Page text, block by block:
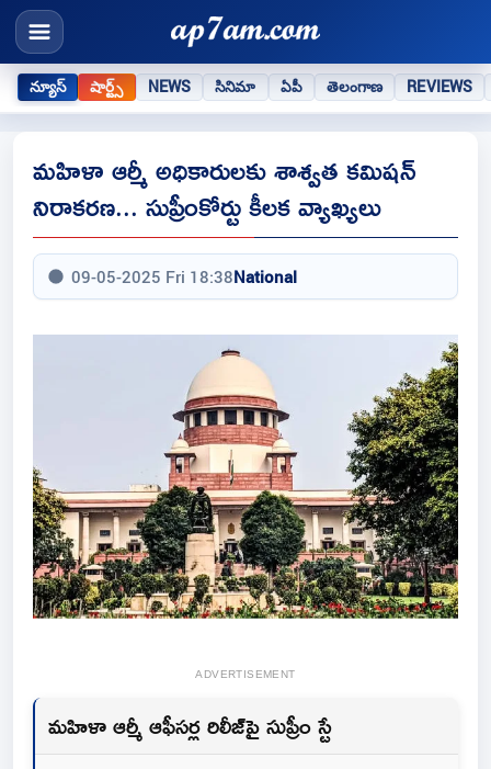
న్యూస్ షార్ట్స్ NEWS సినిమా ఏపీ తెలంగాణ REVIEWS
మహిళా ఆర్మీ అధికారులకు శాశ్వత కమిషన్
నిరాకరణ... సుప్రీంకోర్టు కీలక వ్యాఖ్యలు
09-05-2025 Fri 18:38National
ADVERTISEMENT
మహిళా ఆర్మీ ఆఫీసర్ల రిలీజ్‌పై సుప్రీం స్టే